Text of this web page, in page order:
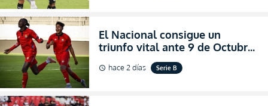
El Nacional consigue un
triunfo vital ante 9 de Octubre
para encender la fe en la
salvación
schedule hace 2 días Serie B